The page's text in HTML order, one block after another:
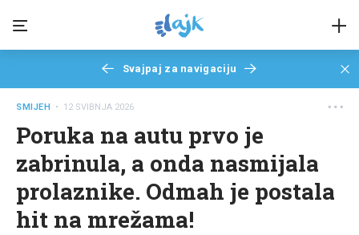
Svajpaj za navigaciju
SMIJEH • 12 SVIBNJA 2026
Poruka na autu prvo je
zabrinula, a onda nasmijala
prolaznike. Odmah je postala
hit na mrežama!